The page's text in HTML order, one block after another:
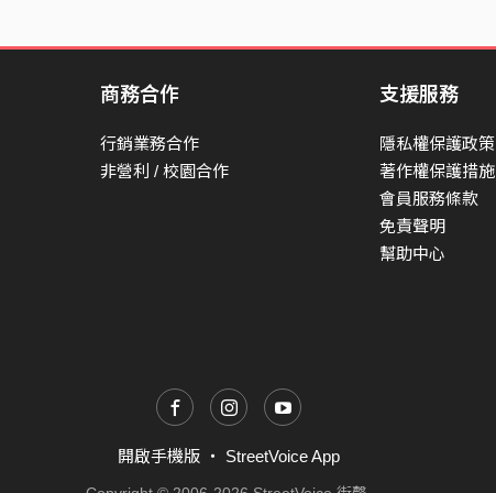
商務合作
行銷業務合作
非營利 / 校園合作
支援服務
隱私權保護政策
著作權保護措施
會員服務條款
免責聲明
幫助中心
開啟手機版 ・ StreetVoice App